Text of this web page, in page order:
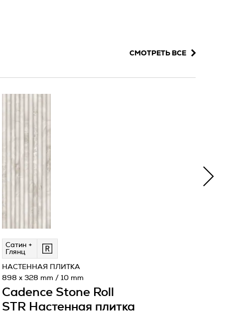
СМОТРЕТЬ ВСЕ
Сатин +
Глянц
Cadence Stone Roll
STR Настенная плитка
НАСТЕННАЯ ПЛИТКА
898 x 328 mm / 10 mm